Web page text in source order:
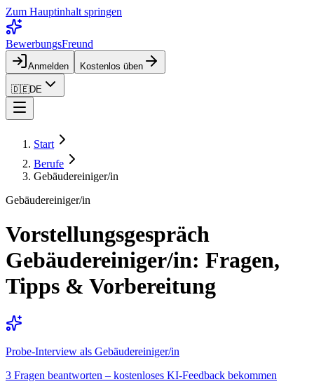
Zum Hauptinhalt springen
BewerbungsFreund
Anmelden Kostenlos üben
🇩🇪DE
Start
Berufe
Gebäudereiniger/in
Gebäudereiniger/in
Vorstellungsgespräch
Gebäudereiniger/in: Fragen,
Tipps & Vorbereitung
Probe-Interview als Gebäudereiniger/in
3 Fragen beantworten – kostenloses KI-Feedback bekommen